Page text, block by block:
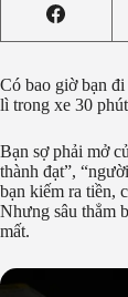
Có bao giờ bạn
lì trong xe 30
Bạn sợ phải mở
thành đạt”,
bạn kiếm ra tiền,
Nhưng sâu thẳm
mất.